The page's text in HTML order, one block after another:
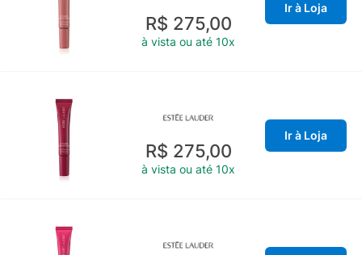
R$ 275,00
à vista ou até 10x
Ir à Loja
R$ 275,00
à vista ou até 10x
Ir à Loja